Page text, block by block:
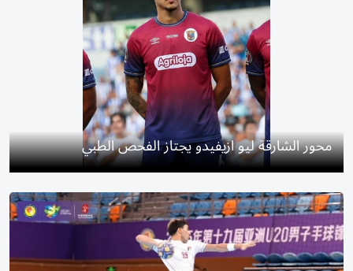
محور الشارقة ليو ازيفيدو يجتاز الفحص الطبي